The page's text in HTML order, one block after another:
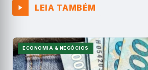
LEIA TAMBÉM
ECONOMIA & NEGÓCIOS